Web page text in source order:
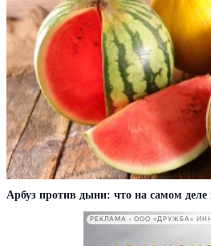
Арбуз против дыни: что на самом деле